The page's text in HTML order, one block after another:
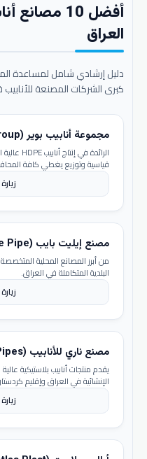
أفضل 10
العراق
دليل إرشادي شامل لمساعدة
كبرى الشركات المصنعة
مجموعة أنابيب بوير (Bwer Pipes Group)
قياسية وتوزيع يغطي كافة
مصنع إيليت بايب (Elite Pipe)
من أبرز المصانع المحلية
البلدية المتكاملة في العراق.
مصنع ناري للأنابيب (Nary Pipes)
يقدم منتجات أنابيب بلاستيكية
الإنشائية في العراق وإقليم